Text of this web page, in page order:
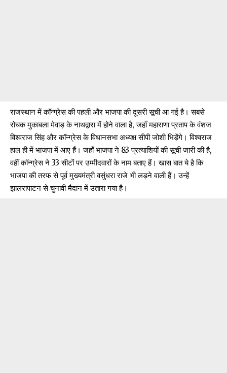
राजस्थान में कॉन्ग्रेस की पहली और भाजपा की दूसरी सूची आ गई है। सबसे
रोचक मुकाबला मेवाड़ के नाथद्वारा में होने वाला है, जहाँ महाराणा प्रताप के वंशज
विश्वराज सिंह और कॉन्ग्रेस के विधानसभा अध्यक्ष सीपी जोशी भिड़ेंगे। विश्वराज
हाल ही में भाजपा में आए हैं। जहाँ भाजपा ने 83 प्रत्याशियों की सूची जारी की है,
वहीं कॉन्ग्रेस ने 33 सीटों पर उम्मीदवारों के नाम बताए हैं। खास बात ये है कि
भाजपा की तरफ से पूर्व मुख्यमंत्री वसुंधरा राजे भी लड़ने वाली हैं। उन्हें
झालरापाटन से चुनावी मैदान में उतारा गया है।